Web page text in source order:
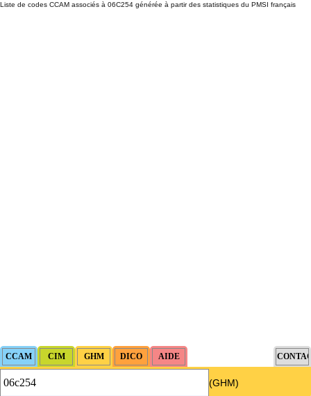
Liste de codes CCAM associés à 06C254 générée à partir des statistiques du PMSI français
(GHM)